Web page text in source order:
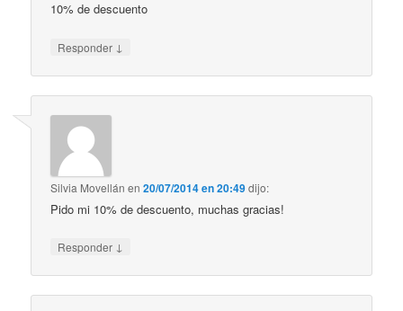
10% de descuento
Responder ↓
Silvia Movellán en20/07/2014 en 20:49dijo:
Pido mi 10% de descuento, muchas gracias!
Responder ↓